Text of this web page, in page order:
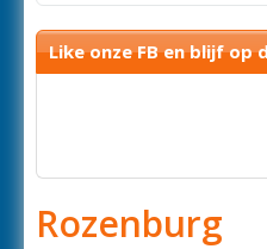
Like onze FB en blijf op
Rozenburg